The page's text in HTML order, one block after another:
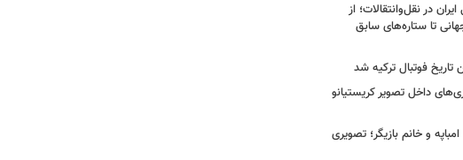
در نقل‌وانتقالات؛ از
تا ستاره‌های سابق
تاریخ فوتبال ترکیه شد
داخل تصویر کریستیانو
و خانم بازیگر؛ تصویری